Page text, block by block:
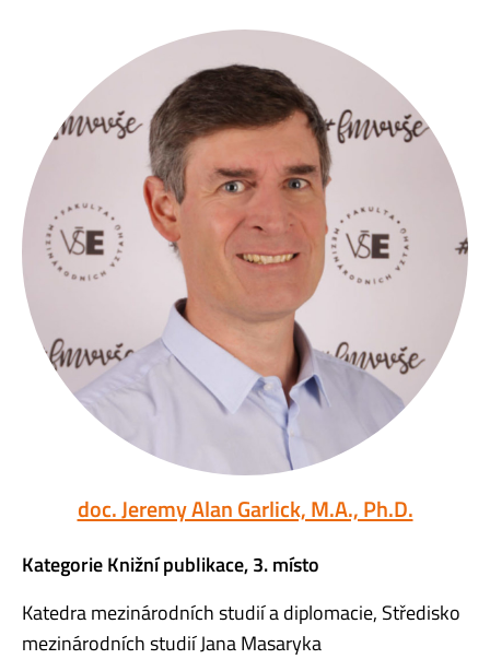
doc. Jeremy Alan Garlick, M.A., Ph.D.
Kategorie Knižní publikace, 3. místo
Katedra mezinárodních studií a diplomacie, Středisko
mezinárodních studií Jana Masaryka